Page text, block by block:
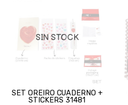
SIN STOCK
SET OREIRO CUADERNO +
STICKERS 31481